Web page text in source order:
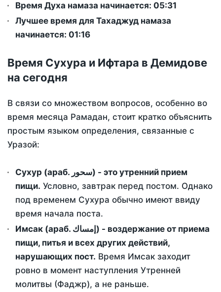
Время Духа намаза начинается: 05:31
Лучшее время для Тахаджуд намаза
начинается: 01:16
Время Сухура и Ифтара в Демидове
на сегодня
В связи со множеством вопросов, особенно во
время месяца Рамадан, стоит кратко объяснить
простым языком определения, связанные с
Уразой:
Сухур (араб. سحور) - это утренний прием
пищи. Условно, завтрак перед постом. Однако
под временем Сухура обычно имеют ввиду
время начала поста.
Имсак (араб. إمساك) - воздержание от приема
пищи, питья и всех других действий,
нарушающих пост. Время Имсак заходит
ровно в момент наступления Утренней
молитвы (Фаджр), а не раньше.